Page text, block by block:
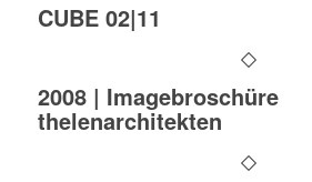
CUBE 02|11
2008 | Imagebroschüre
thelenarchitekten